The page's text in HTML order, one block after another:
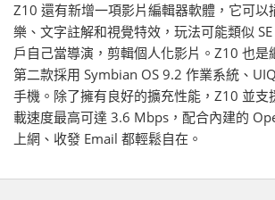
Z10 還有新增一項影片編輯器軟體，它可以
樂、文字註解和視覺特效，玩法可能類似
戶自己當導演，剪輯個人化影片。Z10 也是
第二款採用 Symbian OS 9.2 作業系統、
手機。除了擁有良好的擴充性能，Z10 並支
載速度最高可達 3.6 Mbps，配合內建的
上網、收發 Email 都輕鬆自在。